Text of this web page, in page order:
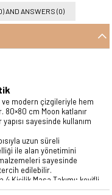
AND ANSWERS (0)
ve modern çizgileriyle hem
cm Moon katlanır
sayesinde kullanım
uzun süreli
ile alan yönetimini
sayesinde
edilebilir.
4 Kişilik Masa Takımı; keyifli
bir tercihtir.